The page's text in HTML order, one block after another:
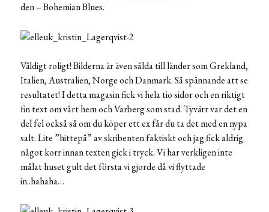
den – Bohemian Blues.
Väldigt roligt! Bilderna är även sålda till länder som Grekland,
Italien, Australien, Norge och Danmark. Så spännande att se
resultatet! I detta magasin fick vi hela tio sidor och en riktigt
fin text om vårt hem och Varberg som stad. Tyvärr var det en
del fel också så om du köper ett ex får du ta det med en nypa
salt. Lite ”hittepå” av skribenten faktiskt och jag fick aldrig
något korr innan texten gick i tryck. Vi har verkligen inte
målat huset gult det första vi gjorde då vi flyttade
in..hahaha…